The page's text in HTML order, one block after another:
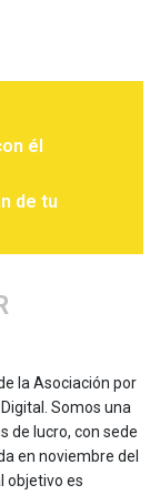
él
de tu
la Asociación por
Somos una
de lucro, con sede
en noviembre del
objetivo es